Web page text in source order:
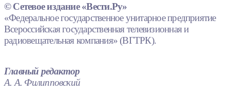
© Сетевое издание «Вести.Ру»
«Федеральное государственное унитарное предприятие
Всероссийская государственная телевизионная и
радиовещательная компания» (ВГТРК).
Главный редактор
А. А. Филипповский